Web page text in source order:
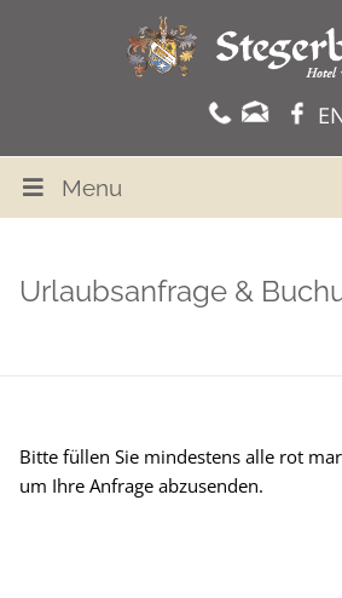
Menu
Urlaubsanfrage &
Bitte füllen Sie mindestens alle rot
um Ihre Anfrage abzusenden.